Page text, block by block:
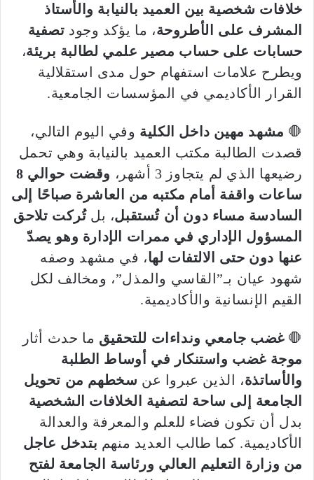
خلافات شخصية بين العميد بالنيابة والأستاذ
المشرف على الأطروحة، ما يؤكد وجود تصفية
حسابات على حساب مصير علمي لطالبة بريئة،
ويطرح علامات استفهام حول مدى استقلالية
القرار الأكاديمي في المؤسسات الجامعية.
🛑 مشهد مهين داخل الكلية وفي اليوم التالي،
قصدت الطالبة مكتب العميد بالنيابة وهي تحمل
رضيعها الذي لم يتجاوز 3 أشهر،
وقضت حوالي 8
ساعات واقفة أمام مكتبه من العاشرة صباحًا إلى
السادسة مساء دون أن تُستقبل، بلتُركت تلاحق
المسؤول الإداري في ممرات الإدارة وهو يصدّ
عنها دون حتى الالتفات لها، في مشهد وصفه
شهود عيان بـ”القاسي والمذل”، ومخالف لكل
القيم الإنسانية والأكاديمية.
🛑غضب جامعي ونداءات للتحقيق ما حدث أثار
موجة غضب واستنكار في أوساط الطلبة
والأساتذة، الذين عبروا عن سخطهم من تحويل
الجامعة إلى ساحة لتصفية الخلافات الشخصية
بدل أن تكون فضاء للعلم والمعرفة والعدالة
الأكاديمية. كما طالب العديد منهم بتدخل عاجل
من وزارة التعليم العالي ورئاسة الجامعة لفتح